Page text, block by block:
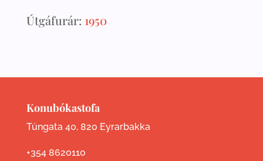
Útgáfurár: 1950
Konubókastofa
Túngata 40, 820 Eyrarbakka
+354 8620110